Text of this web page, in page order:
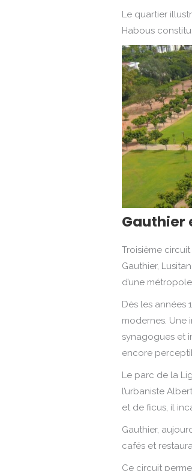
Le quartier
Habous
Gauthier
Troisième
Gauthier,
d’une
Dès les années
modernes. Une
synagogues et
encore
Le parc de la
l’urbaniste
et de ficus, il
Gauthier,
cafés et
Ce circuit